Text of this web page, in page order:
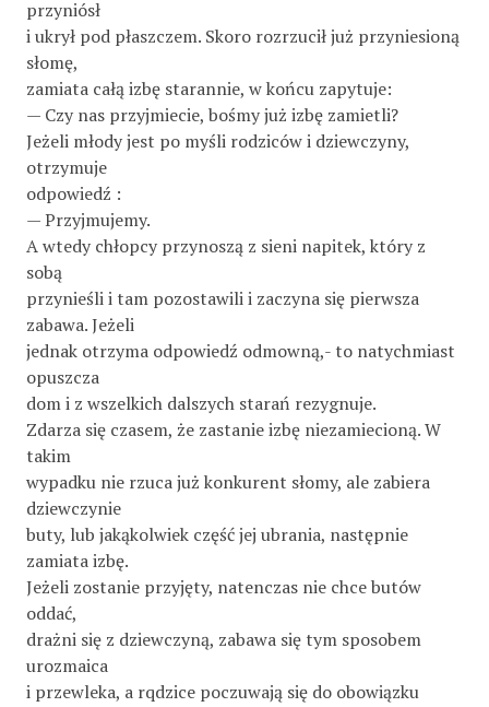
przyniósł
i ukrył pod płaszczem. Skoro rozrzucił już przyniesioną
słomę,
zamiata całą izbę starannie, w końcu zapytuje:
— Czy nas przyjmiecie, bośmy już izbę zamietli?
Jeżeli młody jest po myśli rodziców i dziewczyny,
otrzymuje
odpowiedź :
— Przyjmujemy.
A wtedy chłopcy przynoszą z sieni napitek, który z
sobą
przynieśli i tam pozostawili i zaczyna się pierwsza
zabawa. Jeżeli
jednak otrzyma odpowiedź odmowną,- to natychmiast
opuszcza
dom i z wszelkich dalszych starań rezygnuje.
Zdarza się czasem, że zastanie izbę niezamiecioną. W
takim
wypadku nie rzuca już konkurent słomy, ale zabiera
dziewczynie
buty, lub jakąkolwiek część jej ubrania, następnie
zamiata izbę.
Jeżeli zostanie przyjęty, natenczas nie chce butów
oddać,
drażni się z dziewczyną, zabawa się tym sposobem
urozmaica
i przewleka, a rqdzice poczuwają się do obowiązku